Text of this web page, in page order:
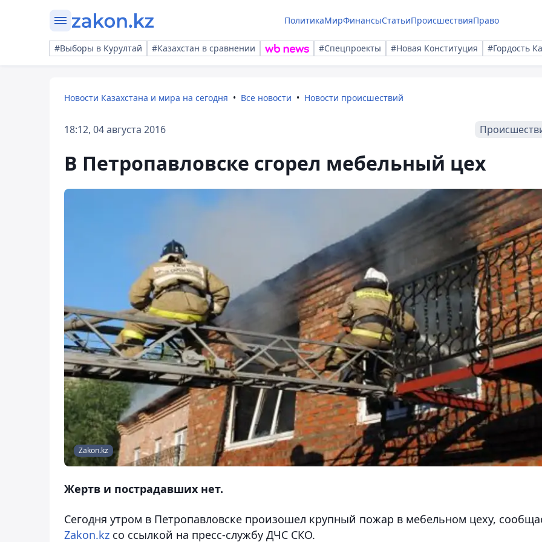
ПолитикаМирФинансыСтатьиПроисшествияПраво
#Выборы в Курултай #Казахстан в сравнении #Спецпроекты #Новая Конституция #Гордость
Новости Казахстана и мира на сегодня Все новости Новости происшествий
18:12, 04 августа 2016
В Петропавловске сгорел мебельный цех
Zakon.kz
Жертв и пострадавших нет.
Сегодня утром в Петропавловске произошел крупный пожар в мебельном цеху,
Zakon.kz со ссылкой на пресс-службу ДЧС СКО.